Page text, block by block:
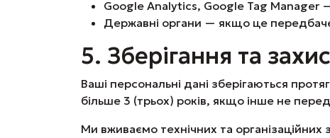
Google Analytics, Google Tag Manager —
Державні органи — якщо це
5. Зберігання та
Ваші персональні дані зберігаються
більше 3 (трьох) років, якщо інше не
Ми вживаємо технічних та